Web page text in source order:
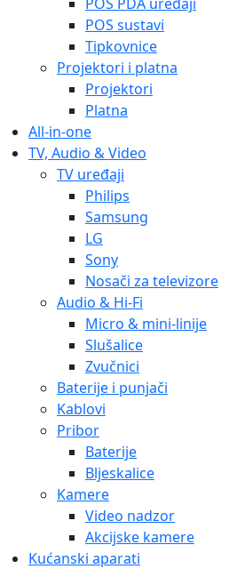
POS sustavi
Tipkovnice
Projektori i platna
Projektori
Platna
All-in-one
TV, Audio & Video
TV uređaji
Philips
Samsung
LG
Sony
Nosači za televizore
Audio & Hi-Fi
Micro & mini-linije
Slušalice
Zvučnici
Baterije i punjači
Kablovi
Pribor
Baterije
Bljeskalice
Kamere
Video nadzor
Akcijske kamere
Kućanski aparati